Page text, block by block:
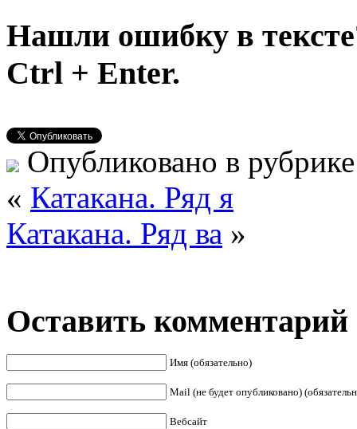
Нашли ошибку в
Ctrl + Enter.
Опубликовано в
« Катакана. Ряд я
Катакана. Ряд ва »
Оставить комментарий
Имя (обязательно)
Mail (не будет опубликовано)
Вебсайт